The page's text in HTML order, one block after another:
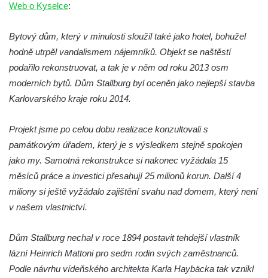
přádelny bavlny v Chotyni
Bývalá továrna Johann Schowanek, tovární
výroba dřevěného zboží v Jiřetíně pod
Bukovou
Strom života na Dymníku v Rumburku
parku v Duchcově
Oplocení čestného dvora zámku v
Duchcově
Fara u kostela Zvěstování Panny Marie na
Fara před kostelem svatých Petra a Pavla v
Jeníkově
Web o Kyselce:
Bytový dům, který v minulosti sloužil také jako hotel, bohužel
hodně utrpěl vandalismem nájemníků. Objekt se naštěstí
podařilo rekonstruovat, a tak je v něm od roku 2013 osm
moderních bytů. Dům Stallburg byl oceněn jako nejlepší stavba
Karlovarského kraje roku 2014.
Projekt jsme po celou dobu realizace konzultovali s
památkovým úřadem, který je s výsledkem stejně spokojen
jako my. Samotná rekonstrukce si nakonec vyžádala 15
měsíců práce a investici přesahují 25 milionů korun. Další 4
miliony si ještě vyžádalo zajištění svahu nad domem, který není
v našem vlastnictví.
Dům Stallburg nechal v roce 1894 postavit tehdejší vlastník
lázní Heinrich Mattoni pro sedm rodin svých zaměstnanců.
Podle návrhu vídeňského architekta Karla Haybäcka tak vznikl